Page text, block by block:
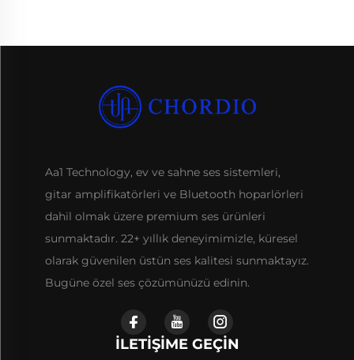
Aa1 Technology, ev ve sahne ses sistemleri,
gitar amplifikatörleri ve Bluetooth hoparlörleri
dahil olmak üzere premium ses ürünleri
sunmaktadır. 22+ yıllık deneyimimizle, küresel
olarak güvenilen üstün ses kalitesi sunmaktayız.
Bugüne özel ses çözümünüzü edinin.
İLETIŞIME GEÇIN